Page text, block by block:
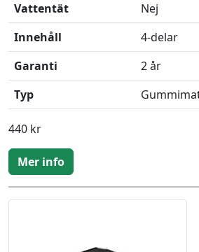
Vattentät
Nej
Innehåll
4-delar
Garanti
2 år
Typ
440 kr
Mer info